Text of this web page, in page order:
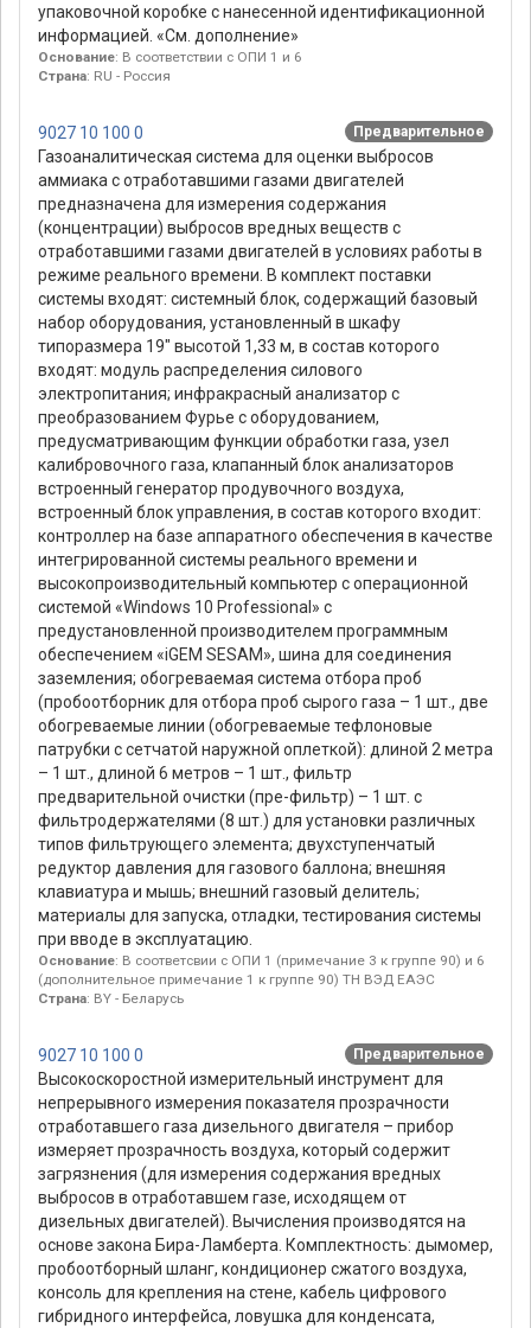
упаковочной коробке с нанесенной идентификационной
информацией. «См. дополнение»
Основание: В соответствии с ОПИ 1 и 6
Страна: RU - Россия
Предварительное
9027 10 100 0
Газоаналитическая система для оценки выбросов
аммиака с отработавшими газами двигателей
предназначена для измерения содержания
(концентрации) выбросов вредных веществ с
отработавшими газами двигателей в условиях работы в
режиме реального времени. В комплект поставки
системы входят: системный блок, содержащий базовый
набор оборудования, установленный в шкафу
типоразмера 19" высотой 1,33 м, в состав которого
входят: модуль распределения силового
электропитания; инфракрасный анализатор с
преобразованием Фурье с оборудованием,
предусматривающим функции обработки газа, узел
калибровочного газа, клапанный блок анализаторов
встроенный генератор продувочного воздуха,
встроенный блок управления, в состав которого входит:
контроллер на базе аппаратного обеспечения в качестве
интегрированной системы реального времени и
высокопроизводительный компьютер с операционной
системой «Windows 10 Professional» с
предустановленной производителем программным
обеспечением «iGEM SESAM», шина для соединения
заземления; обогреваемая система отбора проб
(пробоотборник для отбора проб сырого газа – 1 шт., две
обогреваемые линии (обогреваемые тефлоновые
патрубки с сетчатой наружной оплеткой): длиной 2 метра
– 1 шт., длиной 6 метров – 1 шт., фильтр
предварительной очистки (пре-фильтр) – 1 шт. с
фильтродержателями (8 шт.) для установки различных
типов фильтрующего элемента; двухступенчатый
редуктор давления для газового баллона; внешняя
клавиатура и мышь; внешний газовый делитель;
материалы для запуска, отладки, тестирования системы
при вводе в эксплуатацию.
Основание: В соответсвии с ОПИ 1 (примечание 3 к группе 90) и 6
(дополнительное примечание 1 к группе 90) ТН ВЭД ЕАЭС
Страна: BY - Беларусь
Предварительное
9027 10 100 0
Высокоскоростной измерительный инструмент для
непрерывного измерения показателя прозрачности
отработавшего газа дизельного двигателя – прибор
измеряет прозрачность воздуха, который содержит
загрязнения (для измерения содержания вредных
выбросов в отработавшем газе, исходящем от
дизельных двигателей). Вычисления производятся на
основе закона Бира-Ламберта. Комплектность: дымомер,
пробоотборный шланг, кондиционер сжатого воздуха,
консоль для крепления на стене, кабель цифрового
гибридного интерфейса, ловушка для конденсата,